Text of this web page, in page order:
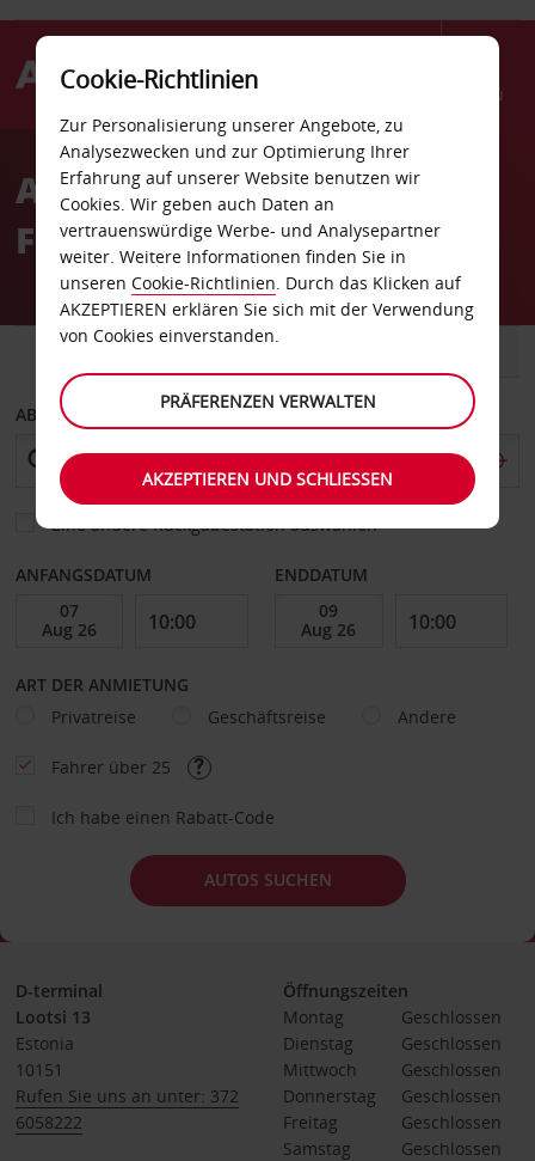
Menü
AvisAutovermietung Tallinn
Ferry Port Delivery
ABHOLEN VON
Eine andere Rückgabestation auswählen
ANFANGSDATUM ENDDATUM
ART DER ANMIETUNG
Privatreise
Geschäftsreise Andere
Fahrer über 25
Ich habe einen Rabatt-Code
AUTOS SUCHEN
D-terminal
Lootsi 13
Estonia
10151
Rufen Sie uns an unter: 372
6058222
Öffnungszeiten
Montag
Geschlossen
Dienstag
Geschlossen
Mittwoch
Geschlossen
Donnerstag
Geschlossen
Freitag
Geschlossen
Samstag
Geschlossen
Cookie-Richtlinien
Zur Personalisierung unserer Angebote, zu
Analysezwecken und zur Optimierung Ihrer
Erfahrung auf unserer Website benutzen wir
Cookies. Wir geben auch Daten an
vertrauenswürdige Werbe- und Analysepartner
weiter. Weitere Informationen finden Sie in
unseren Cookie-Richtlinien. Durch das Klicken auf
AKZEPTIEREN erklären Sie sich mit der Verwendung
von Cookies einverstanden.
PRÄFERENZEN VERWALTEN
AKZEPTIEREN UND SCHLIESSEN